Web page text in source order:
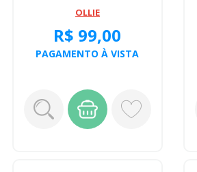
OLLIE
R$ 99,00
PAGAMENTO À VISTA